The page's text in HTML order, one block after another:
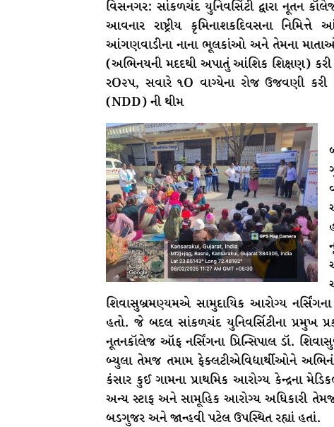
વિસનગર: સાંકળચંદ યુનિવર્સિટી દ્વારા નૂતન
આવનાર રાષ્ટ્રીય કૃમિનાશકદિવસના
આંગણવાડીના નાના ભૂલકાંઓ અને તેમના
(અભિનયની મદદથી અપાતું આંશિક શિક્ષણ) કરી
રO૨પ, સવારે ૧O વાગ્યેના રોજ ઉજવણી કરી
(NDD) ની થીમ
શિવાસુબ્રમણ્યમએ સામુદાયિક આરોગ્ય
હતો. જે બદલ સાંકળચંદ યુનિવર્સિટીના પ્રમુખ
નૂતનકૉલેજ ઑફ નર્સિંગના પ્રિન્સિપાલ ડૉ.
બ્યુલા તેમજ તમામ ફેક્લટીએવિદ્યાર્થીઓને
કંસાર કુઈ ગામના પ્રાથમિક આરોગ્ય કેન્દ્રના
અન્ય સ્ટાફ અને સામૂહિક આરોગ્ય અધિકારી
બડગુજર અને જાન્હવી પટેલ ઉપસ્થિત રહ્યાં હતાં.